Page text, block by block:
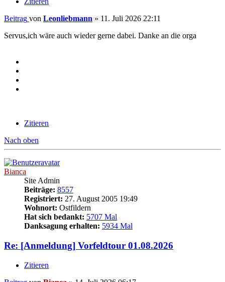
Beitrag von Leonliebmann » 11. Juli 2026 22:11
Servus,ich wäre auch wieder gerne dabei. Danke an die orga
Zitieren
Nach oben
Bianca
Site Admin
Beiträge: 8557
Registriert: 27. August 2005 19:49
Wohnort: Ostfildern
Hat sich bedankt: 5707 Mal
Danksagung erhalten: 5934 Mal
Re: [Anmeldung] Vorfeldtour 01.08.2026
Zitieren